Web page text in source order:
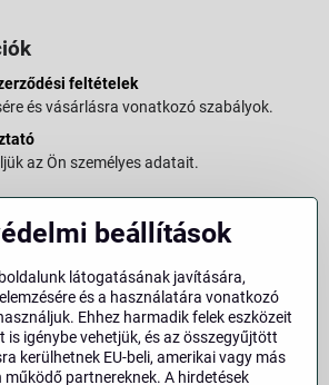
feltételek
és vásárlásra vonatkozó szabályok.
az Ön személyes adatait.
sütikről és adatkezelésről.
menete és feltételei.
tudnivalók.
beállítások
látogatásának javítására,
és a használatára vonatkozó
Ehhez harmadik felek eszközeit
is igénybe vehetjük, és az összegyűjtött
kerülhetnek EU-beli, amerikai vagy más
partnereknek. A hirdetések